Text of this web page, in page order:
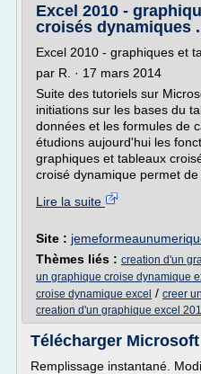
Excel 2010 -
croisés dynamiques
Excel 2010 - graphiques et
par R. · 17 mars 2014
Suite des tutoriels sur
initiations sur les bases du
données et les formules de
étudions aujourd'hui les
graphiques et tableaux
croisé dynamique permet de
Lire la suite
Site :
Thèmes liés : creation d'un
un graphique croise dynamique
croise dynamique excel / creer
creation d'un graphique excel
Télécharger
Remplissage instantané.